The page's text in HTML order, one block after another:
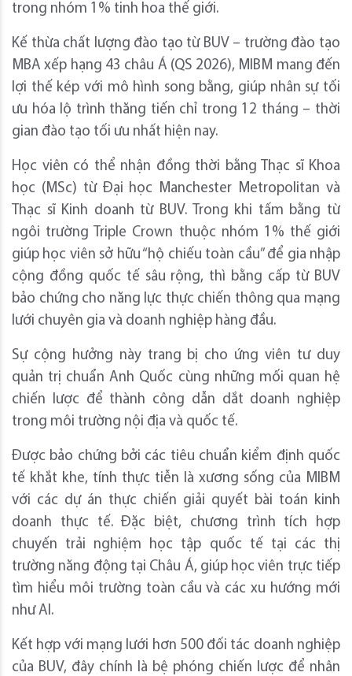
trong nhóm 1% tinh hoa thế giới.
Kế thừa chất lượng đào tạo từ BUV – trường đào tạo
MBA xếp hạng 43 châu Á (QS 2026), MIBM mang đến
lợi thế kép với mô hình song bằng, giúp nhân sự tối
ưu hóa lộ trình thăng tiến chỉ trong 12 tháng – thời
gian đào tạo tối ưu nhất hiện nay.
Học viên có thể nhận đồng thời bằng Thạc sĩ Khoa
học (MSc) từ Đại học Manchester Metropolitan và
Thạc sĩ Kinh doanh từ BUV. Trong khi tấm bằng từ
ngôi trường Triple Crown thuộc nhóm 1% thế giới
giúp học viên sở hữu “hộ chiếu toàn cầu” để gia nhập
cộng đồng quốc tế sâu rộng, thì bằng cấp từ BUV
bảo chứng cho năng lực thực chiến thông qua mạng
lưới chuyên gia và doanh nghiệp hàng đầu.
Sự cộng hưởng này trang bị cho ứng viên tư duy
quản trị chuẩn Anh Quốc cùng những mối quan hệ
chiến lược để thành công dẫn dắt doanh nghiệp
trong môi trường nội địa và quốc tế.
Được bảo chứng bởi các tiêu chuẩn kiểm định quốc
tế khắt khe, tính thực tiễn là xương sống của MIBM
với các dự án thực chiến giải quyết bài toán kinh
doanh thực tế. Đặc biệt, chương trình tích hợp
chuyến trải nghiệm học tập quốc tế tại các thị
trường năng động tại Châu Á, giúp học viên trực tiếp
tìm hiểu môi trường toàn cầu và các xu hướng mới
như AI.
Kết hợp với mạng lưới hơn 500 đối tác doanh nghiệp
của BUV, đây chính là bệ phóng chiến lược để nhân